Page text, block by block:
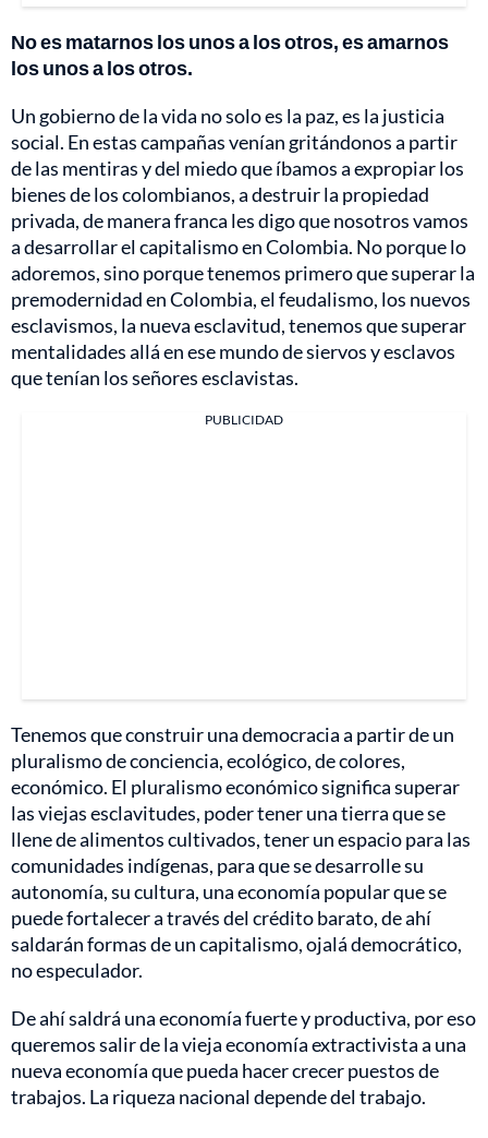
No es matarnos los unos a los otros, es amarnos
los unos a los otros.
Un gobierno de la vida no solo es la paz, es la justicia
social. En estas campañas venían gritándonos a partir
de las mentiras y del miedo que íbamos a expropiar los
bienes de los colombianos, a destruir la propiedad
privada, de manera franca les digo que nosotros vamos
a desarrollar el capitalismo en Colombia. No porque lo
adoremos, sino porque tenemos primero que superar la
premodernidad en Colombia, el feudalismo, los nuevos
esclavismos, la nueva esclavitud, tenemos que superar
mentalidades allá en ese mundo de siervos y esclavos
que tenían los señores esclavistas.
PUBLICIDAD
Tenemos que construir una democracia a partir de un
pluralismo de conciencia, ecológico, de colores,
económico. El pluralismo económico significa superar
las viejas esclavitudes, poder tener una tierra que se
llene de alimentos cultivados, tener un espacio para las
comunidades indígenas, para que se desarrolle su
autonomía, su cultura, una economía popular que se
puede fortalecer a través del crédito barato, de ahí
saldarán formas de un capitalismo, ojalá democrático,
no especulador.
De ahí saldrá una economía fuerte y productiva, por eso
queremos salir de la vieja economía extractivista a una
nueva economía que pueda hacer crecer puestos de
trabajos. La riqueza nacional depende del trabajo.